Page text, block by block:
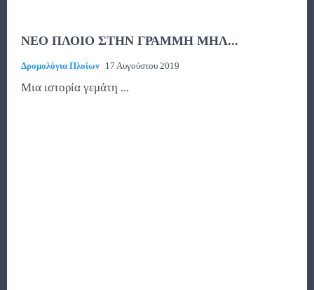
ΝΕΟ ΠΛΟΙΟ ΣΤΗΝ ΓΡΑΜΜΗ ΜΗΛ...
Δρομολόγια Πλοίων 17 Αυγούστου 2019
Μια ιστορία γεμάτη ...